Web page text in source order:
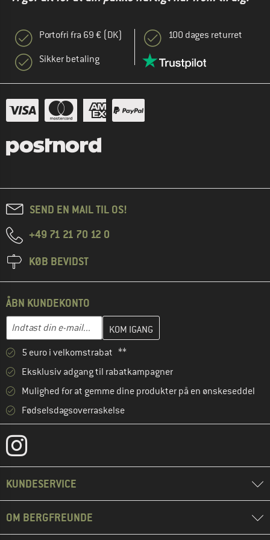
Portofri fra 69 € (DK)
Sikker betaling
100 dages returret
SEND EN MAIL TIL OS!
+49 71 21 70 12 0
KØB BEVIDST
ÅBN KUNDEKONTO
E-mail-adresse
Indtast din e-mailadresse her, og opret i næste trin din
5 euro i velkomstrabat **
Eksklusiv adgang til rabatkampagner
Mulighed for at gemme dine produkter på en ønskeseddel
Fødselsdagsoverraskelse
KUNDESERVICE
OM BERGFREUNDE